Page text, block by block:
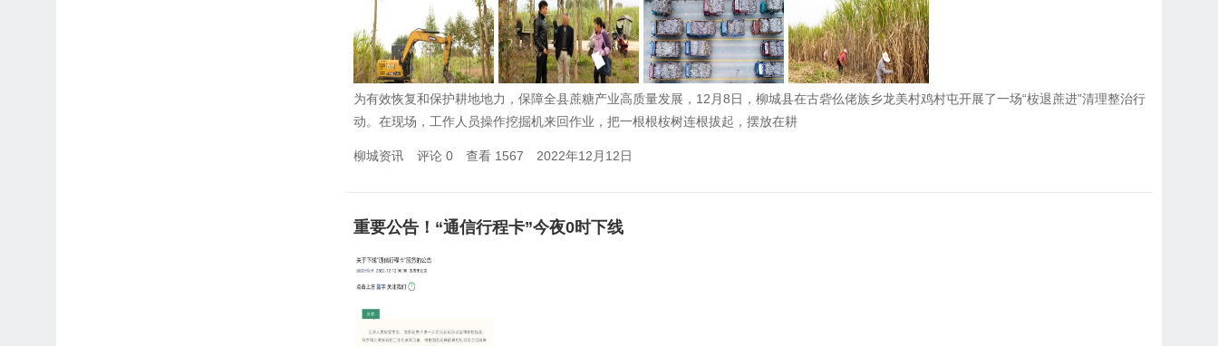
为有效恢复和保护耕地地力，保障全县蔗糖产业高质量发展，12月8日，柳城县在古砦仫佬族乡龙美村鸡村屯开展了一场“桉退蔗进”清理整治行
动。在现场，工作人员操作挖掘机来回作业，把一根根桉树连根拔起，摆放在耕
柳城资讯 评论 0 查看 1567 2022年12月12日
重要公告！“通信行程卡”今夜0时下线